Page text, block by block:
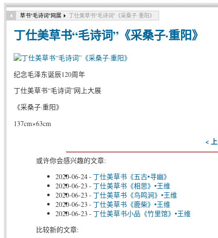
草书“毛诗词”网展 丁仕美草书“毛诗词”《采桑子·重阳》
丁仕美草书“毛诗词”《采桑子·重阳》
纪念毛泽东诞辰120周年
丁仕美草书“毛诗词”网上大展
《采桑子·重阳》
137cm×63cm
<
或许你会感兴趣的文章:
2020-06-24-丁仕美草书《五古•寻幽》
2020-06-23 -丁仕美草书《相思》•王维
2020-06-23 -丁仕美草书《鸟鸣涧》•王维
2020-06-23 -丁仕美草书《鹿柴》•王维
2020-06-23 -丁仕美草书小品《竹里馆》•王维
比较新的文章: